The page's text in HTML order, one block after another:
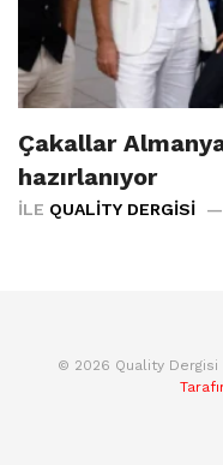
Çakallar
hazırlanıyor
İLE QUALITY DERGISI
© 2026 Quality Dergisi